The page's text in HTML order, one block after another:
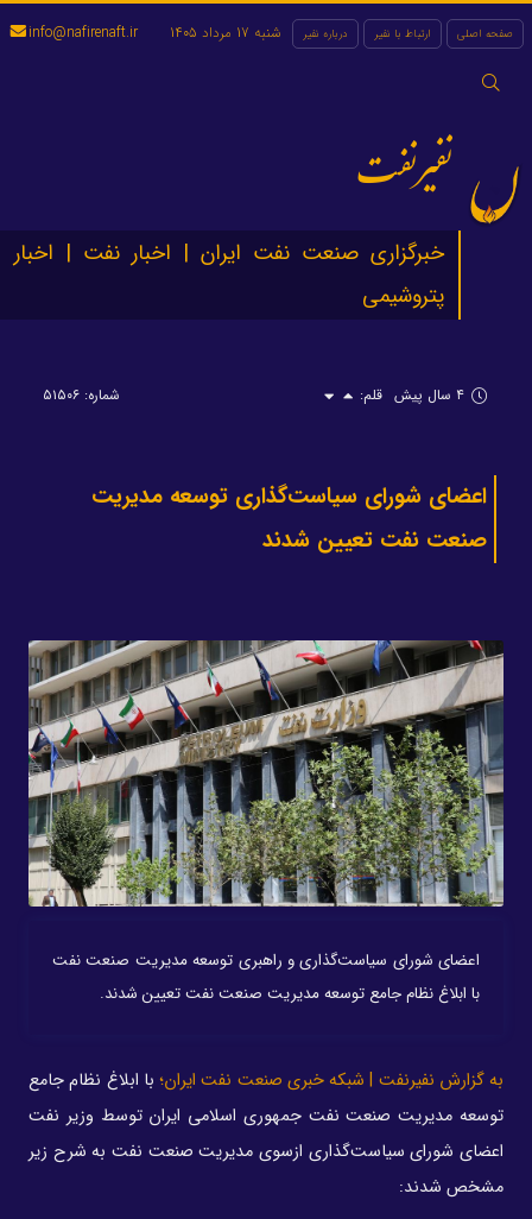
صفحه اصلی ارتباط با نفیر درباره نفیر
جستجو
شنبه 17 مرداد 1405 info@nafirenaft.ir
نفیرنفت
خبرگزاری صنعت نفت ایران | اخبار نفت | اخبار
پتروشیمی
۴ سال پیش قلم: شماره: ۵۱۵۰۶
اعضای شورای سیاست‌گذاری توسعه مدیریت
صنعت نفت تعیین شدند
اعضای شورای سیاست‌گذاری و راهبری توسعه مدیریت صنعت نفت
با ابلاغ نظام جامع توسعه مدیریت صنعت نفت تعیین شدند.
به گزارش نفیرنفت | شبکه خبری صنعت نفت ایران؛ با ابلاغ نظام جامع
توسعه مدیریت صنعت نفت جمهوری اسلامی ایران توسط وزیر نفت
اعضای شورای سیاست‌گذاری ازسوی مدیریت صنعت نفت به شرح زیر
مشخص شدند: